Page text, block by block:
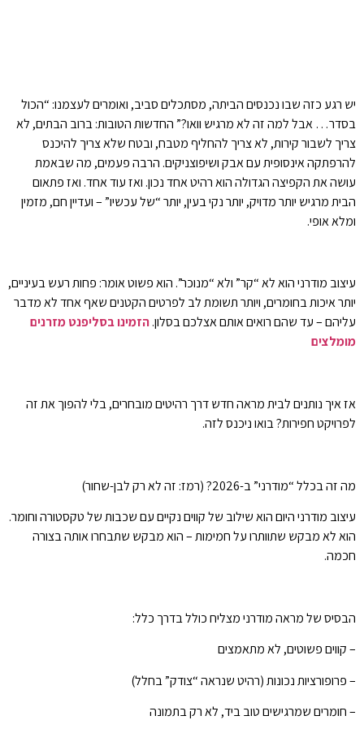
יש רגע כזה שבו נכנסים הביתה, מסתכלים סביב, ואומרים לעצמנו: “הכול
בסדר… אבל למה זה לא מרגיש וואו?” החדשות הטובות: ברוב הבתים, לא
צריך לשבור קירות, לא צריך להחליף מטבח, ובטח שלא צריך להיכנס
להרפתקה אינסופית עם אבק ושיפוצניקים. הרבה פעמים, מה שבאמת
עושה את הקפיצה הגדולה הוא רהיט אחד נכון. ואז עוד אחד. ואז פתאום
הבית מרגיש יותר מדויק, יותר נקי בעין, יותר “של עכשיו” – ועדיין חם, מזמין
ומלא אופי.
עיצוב מודרני הוא לא “קר” ולא “מנוכר”. הוא פשוט אומר: פחות רעש בעיניים,
יותר איכות בחומרים, ויותר תשומת לב לפרטים הקטנים שאף אחד לא מדבר
עליהם – עד שהם רואים אותם אצלכם בסלון.הזמינו בסליפנטמזרנים
מומלצים
אז איך נותנים לבית מראה חדש דרך רהיטים מובחרים, בלי להפוך את זה
לפרויקט חפירות? בואו ניכנס לזה.
מה זה בכלל “מודרני” ב-2026? (רמז: זה לא רק לבן-שחור)
עיצוב מודרני היום הוא שילוב של קווים נקיים עם שכבות של טקסטורה וחומר.
הוא לא מבקש שתוותרו על חמימות – הוא מבקש שתבחרו אותה בצורה
חכמה.
הבסיס של מראה מודרני מצליח כולל בדרך כלל:
– קווים פשוטים, לא מתאמצים
– פרופורציות נכונות (רהיט שנראה “צודק” בחלל)
– חומרים שמרגישים טוב ביד, לא רק בתמונה